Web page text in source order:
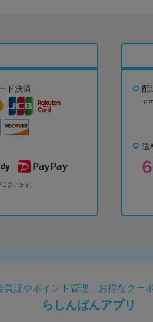
ド決済
ざいます。
配
ヤ
送
員証やポイント管理、お得なクー
らしんばんアプリ